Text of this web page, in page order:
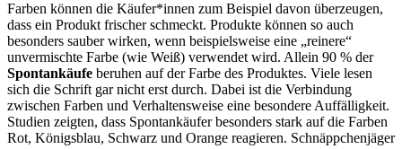
Farben können die Käufer*innen zum Beispiel davon überzeugen,
dass ein Produkt frischer schmeckt. Produkte können so auch
besonders sauber wirken, wenn beispielsweise eine „reinere“
unvermischte Farbe (wie Weiß) verwendet wird. Allein 90 % der
Spontankäufe beruhen auf der Farbe des Produktes. Viele lesen
sich die Schrift gar nicht erst durch. Dabei ist die Verbindung
zwischen Farben und Verhaltensweise eine besondere Auffälligkeit.
Studien zeigten, dass Spontankäufer besonders stark auf die Farben
Rot, Königsblau, Schwarz und Orange reagieren. Schnäppchenjäger